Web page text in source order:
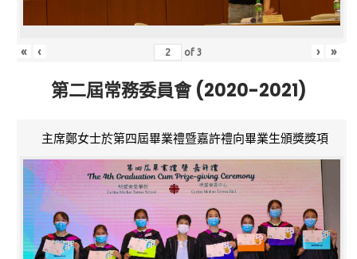
« ‹ of3 › »
第二屆常務委員會 (2020-2021)
主席鄭女士於第四屆畢業禮暨嘉許禮向畢業生頒獎獎項